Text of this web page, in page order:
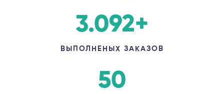
3.092+
ВЫПОЛНЕНЫХ ЗАКАЗОВ
50